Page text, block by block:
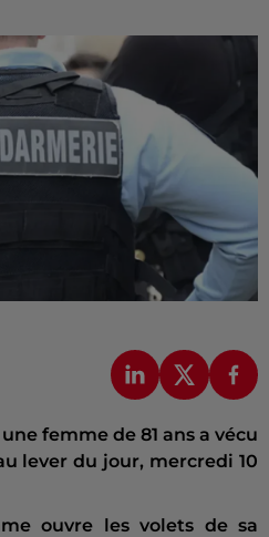
femme de 81 ans a vécu
lever du jour, mercredi 10
ouvre les volets de sa